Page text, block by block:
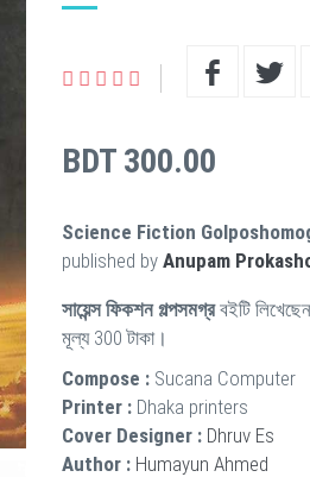
BDT 300.00
Science Fiction
published by Anupam
সায়েন্স ফিকশন গল্পসমগ্রবইটি
মূল্য 300 টাকা।
Compose : Sucana Computer
Printer : Dhaka printers
Cover Designer : Dhruv Es
Author : Humayun Ahmed